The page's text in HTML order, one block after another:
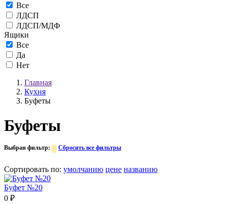
Все
ЛДСП
ЛДСП/МДФ
Ящики
Все
Да
Нет
Главная
Кухня
Буфеты
Буфеты
Выбран фильтр: Сбросить все фильтры
Сортировать по: умолчанию цене названию
Буфет №20
0 ₽